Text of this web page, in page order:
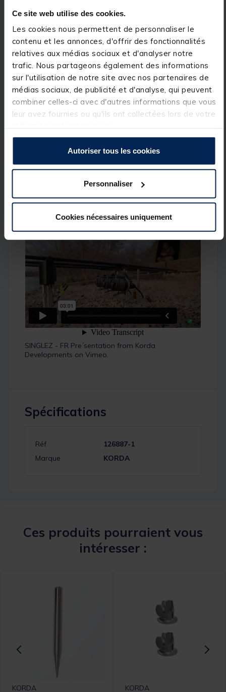
Ce site web utilise des cookies.
Les cookies nous permettent de personnaliser le
contenu et les annonces, d'offrir des fonctionnalités
relatives aux médias sociaux et d'analyser notre
trafic. Nous partageons également des informations
sur l'utilisation de notre site avec nos partenaires de
médias sociaux, de publicité et d'analyse, qui peuvent
combiner celles-ci avec d'autres informations que vous
leur avez fournies ou qu'ils ont collectées lors de votre
Autoriser tous les cookies
Personnaliser
Cookies nécessaires uniquement
rivière sauvage, en lac de barrage, sur le quai d'un
support de canneest à l'aise partout. Chaque
élément du singlezest achetable séparément. De ce
fait, vous pouvez confectionner vous-même le
support qui vous correspond.
Enfin, lesupport de cannes korda singlezest
entièrement fabriqué en Angleterre par la société
JAG.
Lesinglez weight and dig barest une barre prévue
pour former un pré-trou dans le sol afin d'y loger le
barre de pesée.
Vendue à l'unité
SINGLEZ - FR Pre´sentation from Korda
Developments on Vimeo.
Spécifications
Réf.
126887-1
Marque
KORDA
Ces produits pourraient vous
intéresser :
KORDA KORDA